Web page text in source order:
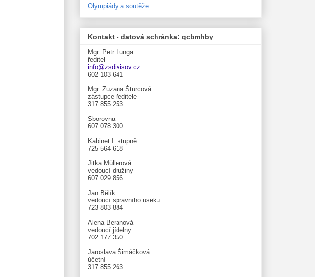
Olympiády a soutěže
Kontakt - datová schránka: gcbmhby
Mgr. Petr Lunga
ředitel
info@zsdivisov.cz
602 103 641
Mgr. Zuzana Šturcová
zástupce ředitele
317 855 253
Sborovna
607 078 300
Kabinet I. stupně
725 564 618
Jitka Müllerová
vedoucí družiny
607 029 856
Jan Bělík
vedoucí správního úseku
723 803 884
Alena Beranová
vedoucí jídelny
702 177 350
Jaroslava Šimáčková
účetní
317 855 263